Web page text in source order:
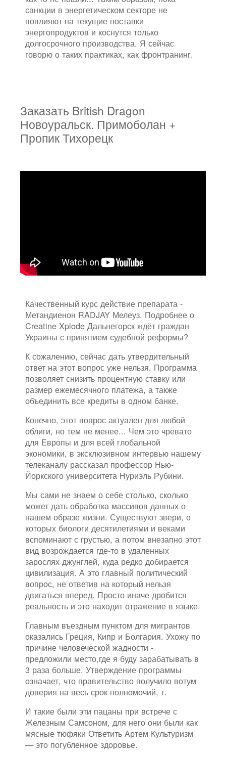
санкции в энергетическом секторе не
повлияют на текущие поставки
энергопродуктов и коснутся только
долгосрочного производства. Я сейчас
говорю о таких практиках, как фронтранинг.
Заказать British Dragon
Новоуральск. Примоболан +
Пропик Тихорецк
Качественный курс действие препарата -
Метандиенон RADJAY Мелеуз. Подробнее о
Creatine Xplode Дальнегорск ждёт граждан
Украины с принятием судебной реформы?
К сожалению, сейчас дать утвердительный
ответ на этот вопрос уже нельзя. Программа
позволяет снизить процентную ставку или
размер ежемесячного платежа, а также
объединить все кредиты в одном банке.
Конечно, этот вопрос актуален для любой
облиги, но тем не менее... Чем это чревато
для Европы и для всей глобальной
экономики, в эксклюзивном интервью нашему
телеканалу рассказал профессор Нью-
Йоркского университета Нуриэль Рубини.
Мы сами не знаем о себе столько, сколько
может дать обработка массивов данных о
нашем образе жизни. Существуют звери, о
которых биологи десятилетиями и веками
вспоминают с грустью, а потом внезапно этот
вид возрождается где-то в удаленных
зарослях джунглей, куда редко добирается
цивилизация. А это главный политический
вопрос, не ответив на который нельзя
двигаться вперед. Просто иначе дробится
реальность и это находит отражение в языке.
Главным въездным пунктом для мигрантов
оказались Греция, Кипр и Болгария. Ухожу по
причине человеческой жадности -
предложили место,где я буду зарабатывать в
3 раза больше. Утверждение программы
означает, что правительство получило вотум
доверия на весь срок полномочий, т.
И такие были эти пацаны при встрече с
Железным Самсоном, для него они были как
мясные тюфяки Ответить Артем Культуризм
— это погубленное здоровье.